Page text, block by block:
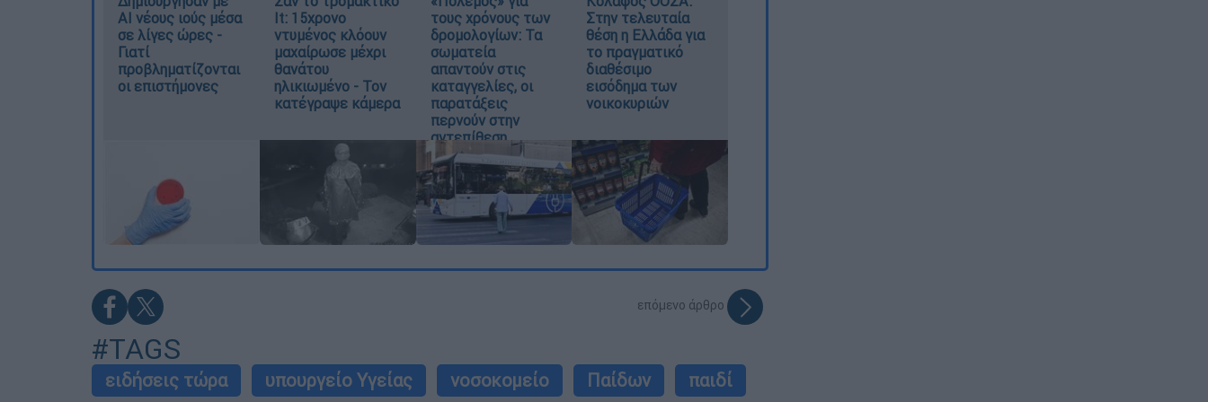
AI νέους ιούς μέσα
σε λίγες ώρες -
Γιατί
προβληματίζονται
οι επιστήμονες
It: 15χρονο
ντυμένος κλόουν
μαχαίρωσε μέχρι
θανάτου
ηλικιωμένο - Τον
κατέγραψε κάμερα
τους χρόνους των
δρομολογίων: Τα
σωματεία
απαντούν στις
καταγγελίες, οι
παρατάξεις
περνούν στην
αντεπίθεση
Στην τελευταία
θέση η Ελλάδα για
το πραγματικό
διαθέσιμο
εισόδημα των
νοικοκυριών
επόμενο άρθρο
#TAGS
ειδήσεις τώρα υπουργείο Υγείας νοσοκομείο Παίδων παιδί